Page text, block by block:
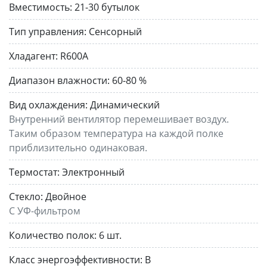
Вместимость: 21-30 бутылок
Тип управления: Сенсорный
Хладагент: R600A
Диапазон влажности: 60-80 %
Вид охлаждения: Динамический
Внутренний вентилятор перемешивает воздух.
Таким образом температура на каждой полке
приблизительно одинаковая.
Термостат: Электронный
Стекло: Двойное
С УФ-фильтром
Количество полок: 6 шт.
Класс энергоэффективности: B